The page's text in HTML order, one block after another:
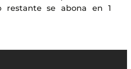
restante se abona en 1